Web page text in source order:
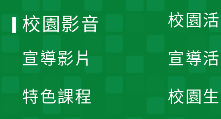
校園
宣導
校園
校園影音
宣導影片
特色課程